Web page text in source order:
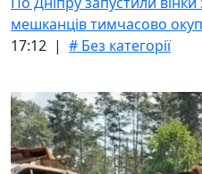
мешканців тимчасово
17:12 | # Без категорії